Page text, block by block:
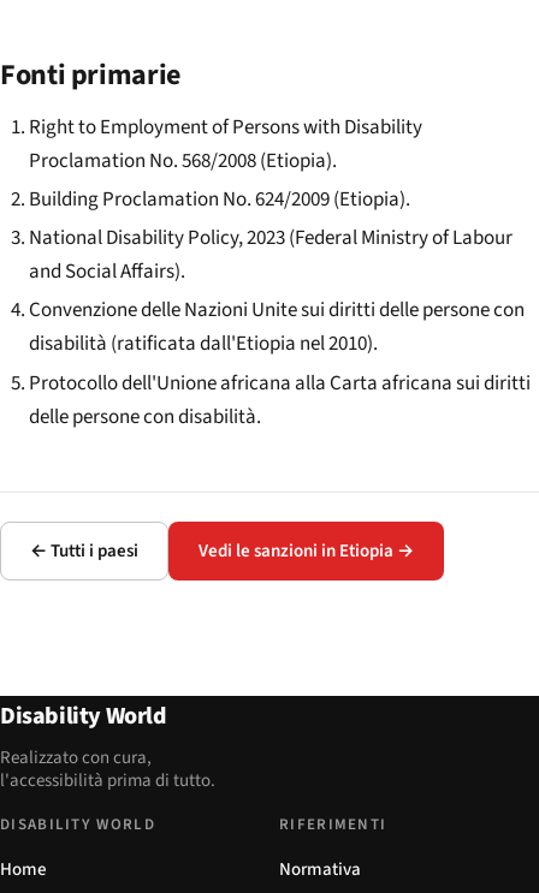
Fonti primarie
Right to Employment of Persons with Disability
Proclamation No. 568/2008 (Etiopia).
Building Proclamation No. 624/2009 (Etiopia).
National Disability Policy, 2023 (Federal Ministry of Labour
and Social Affairs).
Convenzione delle Nazioni Unite sui diritti delle persone con
disabilità (ratificata dall'Etiopia nel 2010).
Protocollo dell'Unione africana alla Carta africana sui diritti
delle persone con disabilità.
← Tutti i paesi Vedi le sanzioni in Etiopia →
Disability World
Realizzato con cura,
l'accessibilità prima di tutto.
DISABILITY WORLD
Home
RIFERIMENTI
Normativa